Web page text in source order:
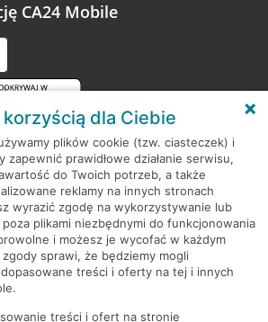
CA24 Mobile
dla Ciebie
plików cookie (tzw. ciasteczek) i
zapewnić prawidłowe działanie serwisu,
do Twoich potrzeb, a także
reklamy na innych stronach
wyrazić zgodę na wykorzystywanie lub
plikami niezbędnymi do funkcjonowania
i możesz je wycofać w każdym
sprawi, że będziemy mogli
treści i oferty na tej i innych
treści i ofert na stronie